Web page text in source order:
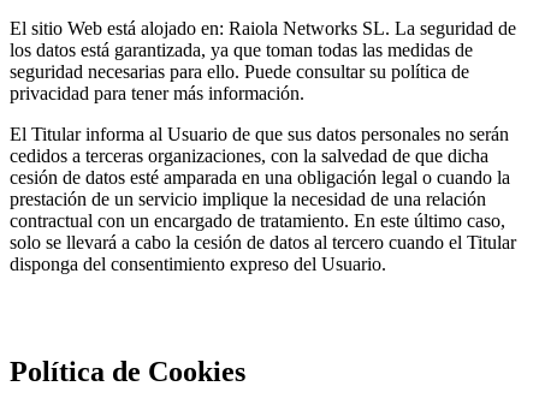
El sitio Web está alojado en: Raiola Networks SL. La seguridad de
los datos está garantizada, ya que toman todas las medidas de
seguridad necesarias para ello. Puede consultar su política de
privacidad para tener más información.
El Titular informa al Usuario de que sus datos personales no serán
cedidos a terceras organizaciones, con la salvedad de que dicha
cesión de datos esté amparada en una obligación legal o cuando la
prestación de un servicio implique la necesidad de una relación
contractual con un encargado de tratamiento. En este último caso,
solo se llevará a cabo la cesión de datos al tercero cuando el Titular
disponga del consentimiento expreso del Usuario.
Política de Cookies